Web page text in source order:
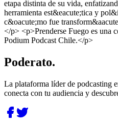
etapa distinta de su vida,
herramienta est&eacute;tica y
c&oacute;mo fue
</p> <p>Prenderse Fuego es
Podium Podcast Chile.</p>
Poderato.
La plataforma líder de podcasting
conecta con tu audiencia y